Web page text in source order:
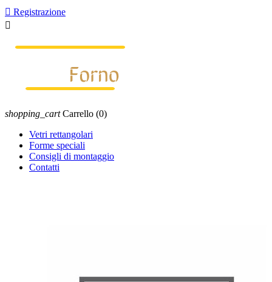
 Registrazione

shopping_cart Carrello (0)
Vetri rettangolari
Forme speciali
Consigli di montaggio
Contatti